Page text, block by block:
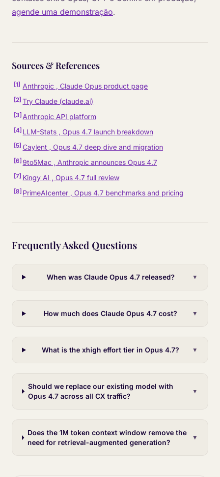
agende uma demonstração.
Sources & References
[1] Anthropic , Claude Opus product page
[2] Try Claude (claude.ai)
[3] Anthropic API platform
[4] LLM-Stats , Opus 4.7 launch breakdown
[5] Caylent , Opus 4.7 deep dive and migration
[6] 9to5Mac , Anthropic announces Opus 4.7
[7] Kingy AI , Opus 4.7 full review
[8] PrimeAIcenter , Opus 4.7 benchmarks and pricing
Frequently Asked Questions
When was Claude Opus 4.7 released? ▼
How much does Claude Opus 4.7 cost? ▼
What is the xhigh effort tier in Opus 4.7? ▼
Should we replace our existing model with
Opus 4.7 across all CX traffic?
▼
Does the 1M token context window remove the
need for retrieval-augmented generation?
▼